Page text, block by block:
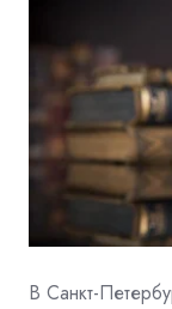
В Санкт-